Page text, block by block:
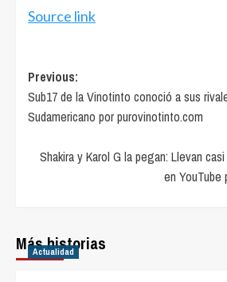
Source link
Post
navigation
Previous:
Sub17 de la Vinotinto conoció a sus
Sudamericano por purovinotinto.com
Shakira y Karol G la pegan: Llevan
en YouTube
Más historias
Actualidad